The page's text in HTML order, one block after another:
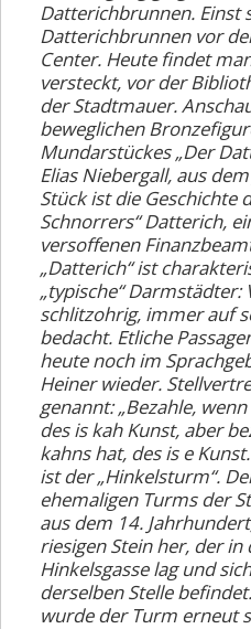
Galerie
Vorstand
Mitgliedschaft
Links
Anmeldeformular
(AGB)
Datterichbrunnen. Einst
Datterichbrunnen vor
Center. Heute findet
versteckt, vor der
der Stadtmauer.
beweglichen
Mundarstückes „Der
Elias Niebergall, aus
Stück ist die Geschichte
Schnorrers“ Datterich,
versoffenen
„Datterich“ ist
„typische“ Darmstädter:
schlitzohrig, immer auf
bedacht. Etliche
heute noch im
Heiner wieder.
genannt: „Bezahle,
des is kah Kunst, aber
kahns hat, des is e
ist der „Hinkelsturm“.
ehemaligen Turms der
aus dem 14.
riesigen Stein her, der
Hinkelsgasse lag und
derselben Stelle
wurde der Turm erneut